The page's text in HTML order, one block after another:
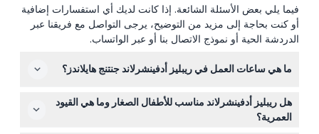
فيما يلي بعض الأسئلة الشائعة. إذا كانت لديك أي استفسارات إضافية
أو كنت بحاجة إلى مزيد من التوضيح، يرجى التواصل مع فريقنا عبر
الدردشة الحية أو نموذج الاتصال بنا أو عبر الواتساب.
ما هي ساعات العمل في ريبليز أدفينشرلاند جنتنج هايلاندز؟
ريبليز أدفينشرلاند مفتوح يوميًا من الساعة 10:00 صباحًا حتى
10:00 مساءً (قد تتغير المواعيد — يرجى التأكد عند الحجز).
هل ريبليز أدفينشرلاند مناسب للأطفال الصغار وما هي القيود
العمرية؟